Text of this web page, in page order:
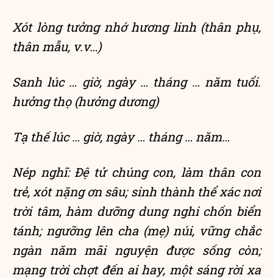
Xót lòng tưởng nhớ hương linh (thân phụ,
thân mẫu, v.v…)
Sanh lúc … giờ, ngày … tháng … năm tuổi.
hưởng thọ (hưởng dương)
Tạ thế lúc … giờ, ngày … tháng … năm…
Nép nghĩ: Đệ tử chúng con, làm thân con
trẻ, xót nặng ơn sâu; sinh thành thể xác nơi
trời tâm, hàm dưỡng dung nghi chốn biển
tánh; ngưỡng lên cha (mẹ) núi, vững chắc
ngàn năm mãi nguyện được sống còn;
mạng trời chợt đến ai hay, một sáng rời xa